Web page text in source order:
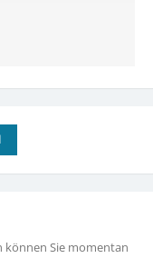
können Sie momentan